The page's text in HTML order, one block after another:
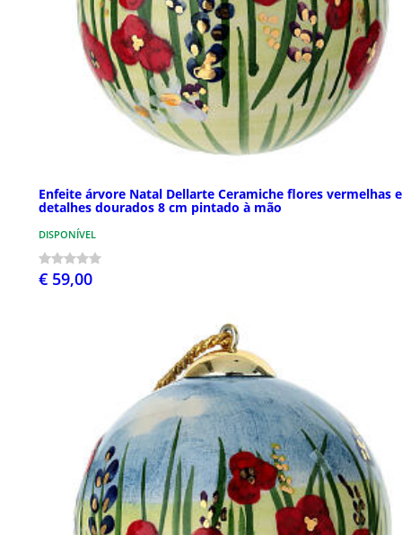
Enfeite árvore Natal Dellarte Ceramiche flores vermelhas e
detalhes dourados 8 cm pintado à mão
DISPONÍVEL
€ 59,00